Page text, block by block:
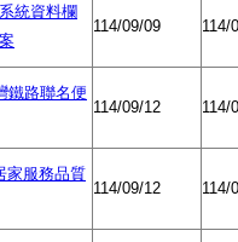
統資料欄
114/09/09 114/
鐵路聯名便
114/09/12 114/
家服務品質
114/09/12 114/